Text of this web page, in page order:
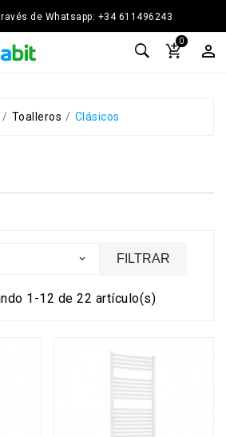
de Whatsapp: +34 611496243

0

Toalleros Clásicos
 FILTRAR
1-12 de 22 artículo(s)